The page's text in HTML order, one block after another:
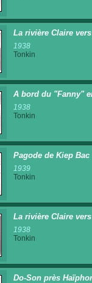
La rivière Claire
1938
Tonkin
A bord du "Fanny"
1938
Tonkin
Pagode de Kiep
1939
Tonkin
La rivière Claire
1938
Tonkin
Do-Son près